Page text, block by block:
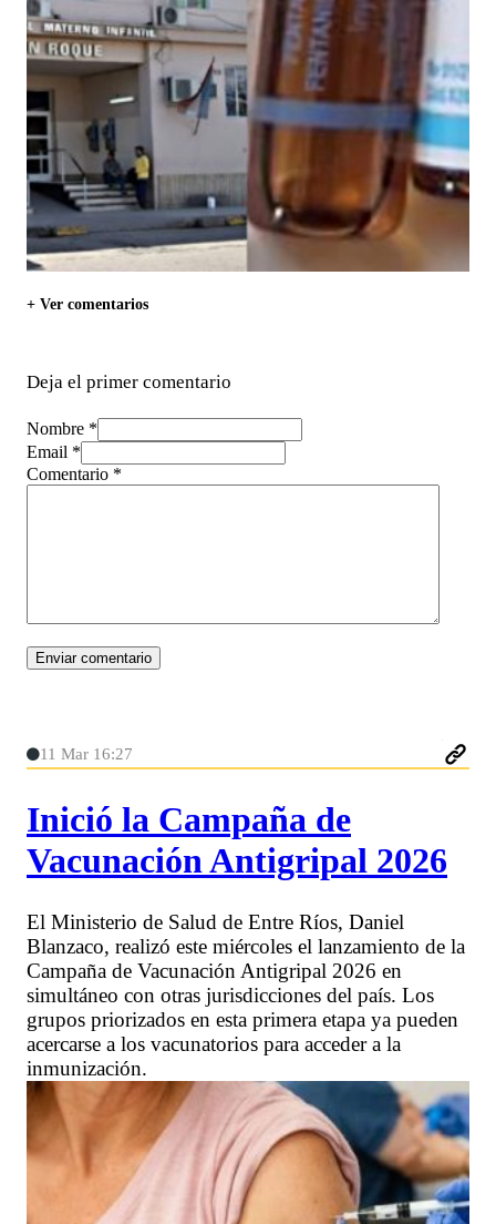
+ Ver comentarios
Deja el primer comentario
Nombre *
Email *
Comentario *
11 Mar 16:27
Inició la Campaña de
Vacunación Antigripal 2026
El Ministerio de Salud de Entre Ríos, Daniel
Blanzaco, realizó este miércoles el lanzamiento de la
Campaña de Vacunación Antigripal 2026 en
simultáneo con otras jurisdicciones del país. Los
grupos priorizados en esta primera etapa ya pueden
acercarse a los vacunatorios para acceder a la
inmunización.